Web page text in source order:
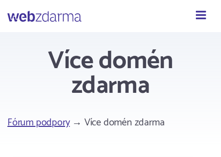
Webzdarma
Více domén
zdarma
Fórum podpory→ Více domén zdarma